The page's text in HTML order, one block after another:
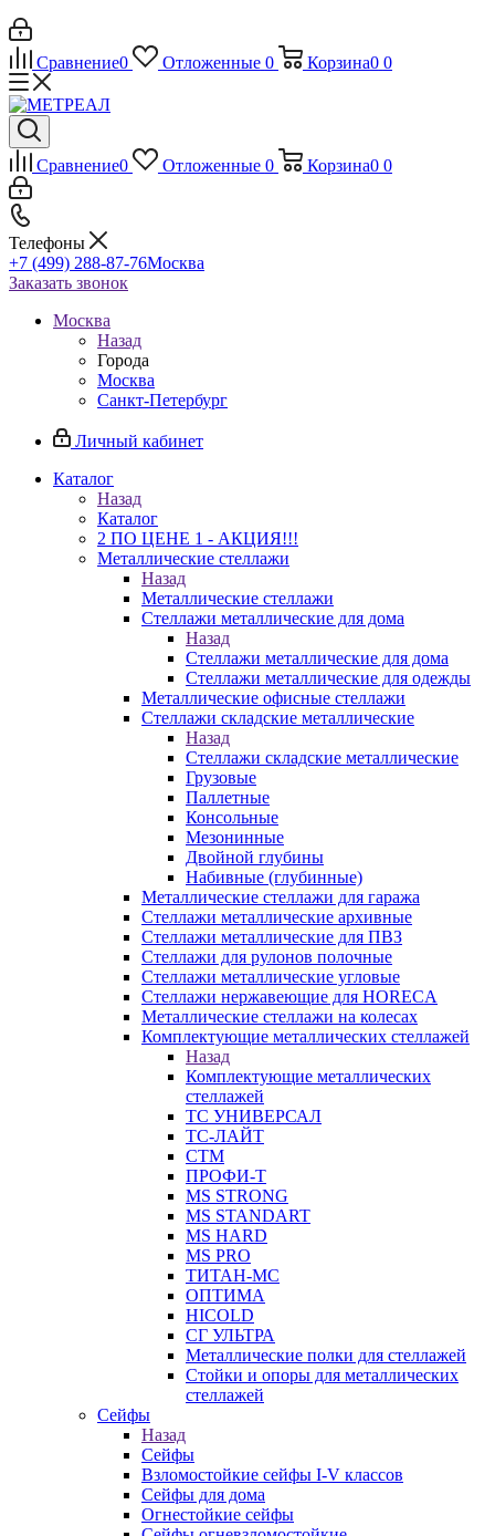
Сравнение0 Отложенные 0 Корзина0 0
Сравнение0 Отложенные 0 Корзина0 0
Телефоны
+7 (499) 288-87-76Москва
Заказать звонок
Москва
Назад
Города
Москва
Санкт-Петербург
Личный кабинет
Каталог
Назад
Каталог
2 ПО ЦЕНЕ 1 - АКЦИЯ!!!
Металлические стеллажи
Назад
Металлические стеллажи
Стеллажи металлические для дома
Назад
Стеллажи металлические для дома
Стеллажи металлические для одежды
Металлические офисные стеллажи
Стеллажи складские металлические
Назад
Стеллажи складские металлические
Грузовые
Паллетные
Консольные
Мезонинные
Двойной глубины
Набивные (глубинные)
Металлические стеллажи для гаража
Стеллажи металлические архивные
Стеллажи металлические для ПВЗ
Стеллажи для рулонов полочные
Стеллажи металлические угловые
Стеллажи нержавеющие для HORECA
Металлические стеллажи на колесах
Комплектующие металлических стеллажей
Назад
Комплектующие металлических
стеллажей
ТС УНИВЕРСАЛ
ТС-ЛАЙТ
СТМ
ПРОФИ-Т
MS STRONG
MS STANDART
MS HARD
MS PRO
ТИТАН-МС
ОПТИМА
HICOLD
СГ УЛЬТРА
Металлические полки для стеллажей
Стойки и опоры для металлических
стеллажей
Сейфы
Назад
Сейфы
Взломостойкие сейфы I-V классов
Сейфы для дома
Огнестойкие сейфы